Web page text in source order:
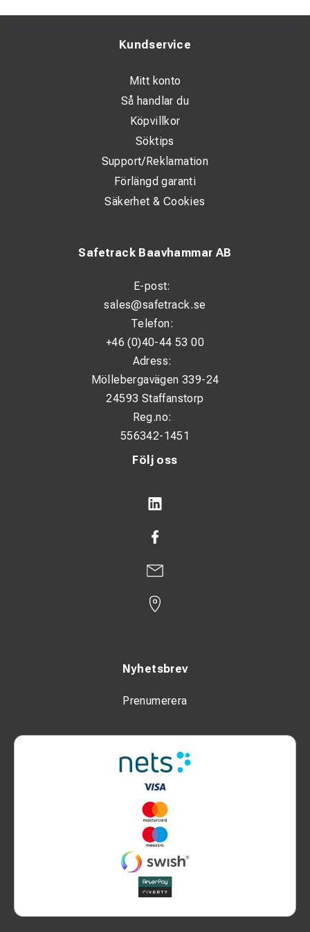
Lämplig för professionell verkstad och industri
Tekniska data
Kompressortyp: Skruvkompressor
Luftflöde: 485 l/min
Tankvolym: 200 liter
Användningsområden
Verkstäder och serviceanläggningar
Industri och produktion
Drift av tryckluftsverktyg
Applikationer med kontinuerligt tryckluftsbehov
Följ oss
Nyhetsbrev
Prenumerera
Safetrack Baavhammar AB
E-post:
sales@safetrack.se
Telefon:
+46 (0)40-44 53 00
Adress:
Möllebergavägen 339-24
24593 Staffanstorp
Reg.no:
556342-1451
Kundservice
Mitt konto
Så handlar du
Köpvillkor
Söktips
Support/Reklamation
Förlängd garanti
Säkerhet & Cookies